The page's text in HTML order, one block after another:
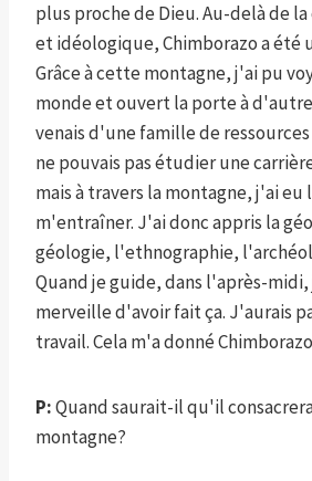
plus proche de Dieu. Au-delà de
et idéologique, Chimborazo a été
Grâce à cette montagne, j'ai pu
monde et ouvert la porte à
venais d'une famille de
ne pouvais pas étudier une
mais à travers la montagne, j'ai eu
m'entraîner. J'ai donc appris la
géologie, l'ethnographie,
Quand je guide, dans l'après-
merveille d'avoir fait ça. J'aurais
travail. Cela m'a donné
P:Quand saurait-il qu'il
montagne?